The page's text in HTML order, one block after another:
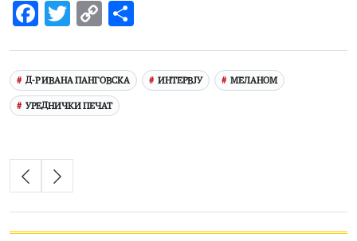
Facebook
Twitter
Copy
Д-Р ИВАНА ПАНГОВСКА ИНТЕРВЈУ МЕЛАНОМ
УРЕДНИЧКИ ПЕЧАТ